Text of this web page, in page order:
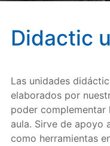
Didactic
Las unidades
elaborados por
poder complementar
aula. Sirve de apoyo
como herramientas